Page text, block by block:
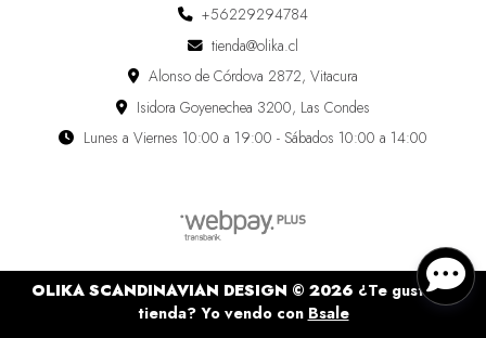
+56229294784
tienda@olika.cl
Alonso de Córdova 2872, Vitacura
Isidora Goyenechea 3200, Las Condes
Lunes a Viernes 10:00 a 19:00 - Sábados 10:00 a 14:00
OLIKA SCANDINAVIAN DESIGN © 2026 ¿Te gusta mi
tienda? Yo vendo con Bsale